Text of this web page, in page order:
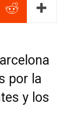
por la
y los